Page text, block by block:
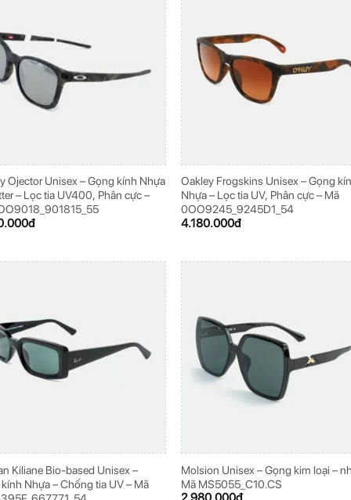
Ojector Unisex – Gọng kính Nhựa
– Lọc tia UV400, Phân cực –
đ
Oakley Frogskins Unisex – Gọng
Nhựa – Lọc tia UV, Phân cực – Mã
0OO9245_9245D1_54
4.180.000đ
Kiliane Bio-based Unisex –
Nhựa – Chống tia UV – Mã
Molsion Unisex – Gọng kim loại –
Mã MS5055_C10.CS